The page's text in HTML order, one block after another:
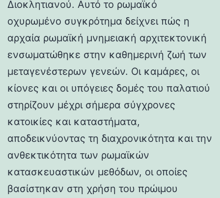
Διοκλητιανού. Αυτό το ρωμαϊκό
οχυρωμένο συγκρότημα δείχνει πώς η
αρχαία ρωμαϊκή μνημειακή αρχιτεκτονική
ενσωματώθηκε στην καθημερινή ζωή των
μεταγενέστερων γενεών. Οι καμάρες, οι
κίονες και οι υπόγειες δομές του παλατιού
στηρίζουν μέχρι σήμερα σύγχρονες
κατοικίες και καταστήματα,
αποδεικνύοντας τη διαχρονικότητα και την
ανθεκτικότητα των ρωμαϊκών
κατασκευαστικών μεθόδων, οι οποίες
βασίστηκαν στη χρήση του πρώιμου